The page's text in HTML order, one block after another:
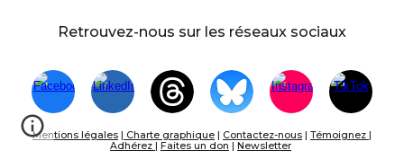
Retrouvez-nous sur les réseaux sociaux
Mentions légales | Charte graphique | Contactez-nous | Témoignez |
Adhérez | Faites un don | Newsletter